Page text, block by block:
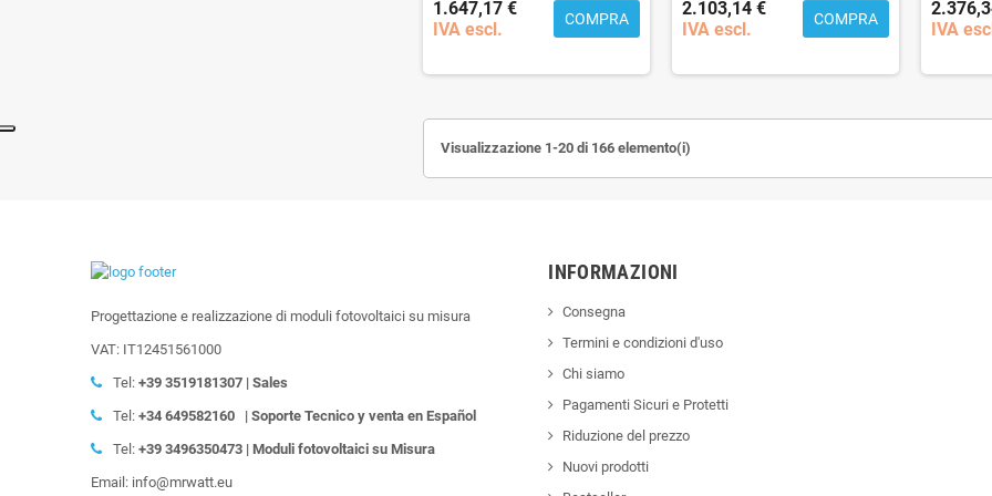
1.647,17 €
IVA escl.
COMPRA
2.103,14 €
IVA escl.
COMPRA
IVA
Visualizzazione 1-20 di 166 elemento(i)
Progettazione e realizzazione di moduli fotovoltaici su misura
VAT: IT12451561000
Tel: +39 3519181307 | Sales
Tel: +34 649582160 | Soporte Tecnico y venta en Español
Tel: +39 3496350473 | Moduli fotovoltaici su Misura
Email: info@mrwatt.eu
INFORMAZIONI
Consegna
Termini e condizioni d'uso
Chi siamo
Pagamenti Sicuri e Protetti
Riduzione del prezzo
Nuovi prodotti